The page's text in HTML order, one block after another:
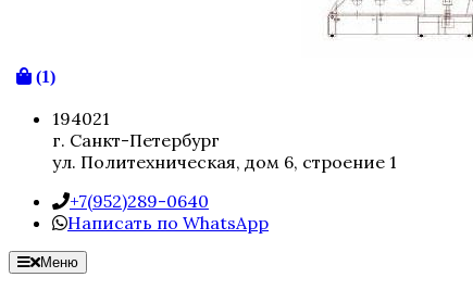
(1)
194021
г. Санкт-Петербург
ул. Политехническая, дом 6, строение 1
+7(952)289-0640
Написать по WhatsApp
Меню